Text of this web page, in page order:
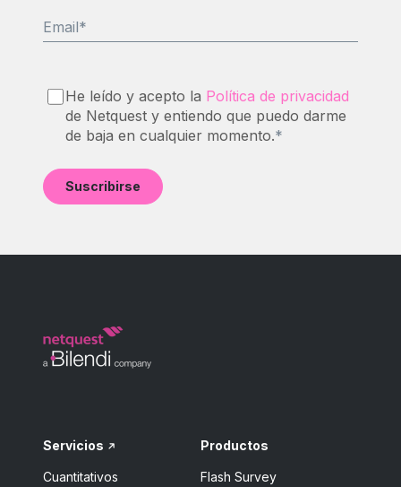
Email*
He leído y acepto la Política de privacidad
de Netquest y entiendo que puedo darme
de baja en cualquier momento.*
Servicios
Cuantitativos
Productos
Flash Survey